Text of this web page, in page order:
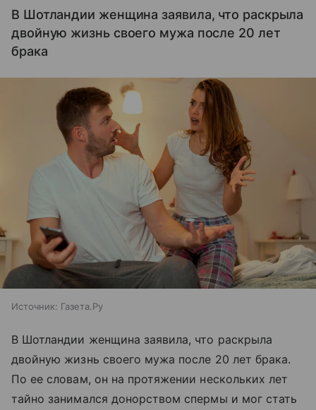
В Шотландии женщина заявила, что раскрыла
двойную жизнь своего мужа после 20 лет
брака
Источник: Газета.Ру
В Шотландии женщина заявила, что раскрыла
двойную жизнь своего мужа после 20 лет брака.
По ее словам, он на протяжении нескольких лет
тайно занимался донорством спермы и мог стать